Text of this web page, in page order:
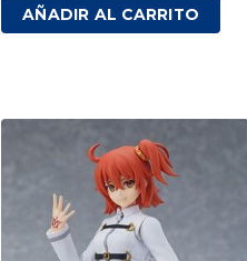
AÑADIR AL CARRITO